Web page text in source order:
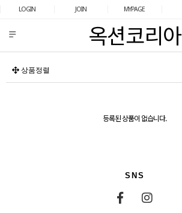
LOGIN JOIN MYPAGE
옥션코리아
상품정렬
등록된 상품이 없습니다.
SNS